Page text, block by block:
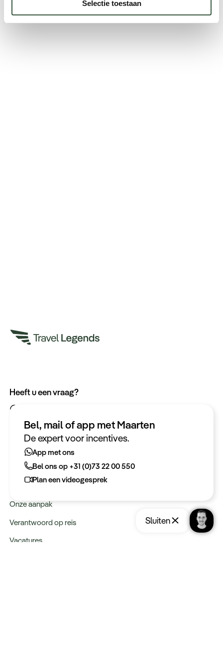
Selectie toestaan
Sluiten
Bel, mail of app met Maarten
De expert voor incentives.
App met ons
Bel ons op +31 (0)73 22 00 550
Plan een videogesprek
Heeft u een vraag?
Bel ons op +31 (0)73 22 00 550
Plan een videogesprek
Meer informatie
Keurmerken
Onze aanpak
Verantwoord op reis
Vacatures